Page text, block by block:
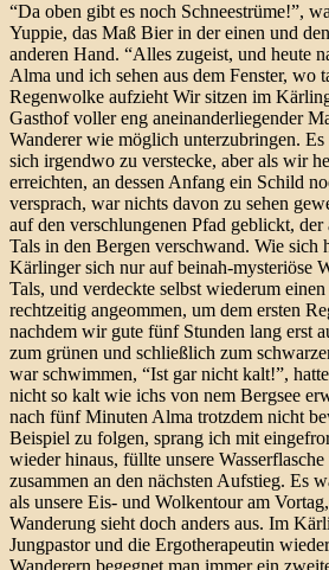
“Da oben gibt es noch Schneestrüme!”,
Yuppie, das Maß Bier in der einen und
anderen Hand. “Alles zugeist, und heute
Alma und ich sehen aus dem Fenster, wo
Regenwolke aufzieht Wir sitzen im
Gasthof voller eng aneinanderliegender
Wanderer wie möglich unterzubringen.
sich irgendwo zu verstecke, aber als wir
erreichten, an dessen Anfang ein Schild
versprach, war nichts davon zu sehen
auf den verschlungenen Pfad geblickt, der
Tals in den Bergen verschwand. Wie sich
Kärlinger sich nur auf beinah-mysteriöse
Tals, und verdeckte selbst wiederum
rechtzeitig angeommen, um dem ersten
nachdem wir gute fünf Stunden lang erst
zum grünen und schließlich zum
war schwimmen, “Ist gar nicht kalt!”,
nicht so kalt wie ichs von nem Bergsee
nach fünf Minuten Alma trotzdem nicht
Beispiel zu folgen, sprang ich mit
wieder hinaus, füllte unsere
zusammen an den nächsten Aufstieg. Es
als unsere Eis- und Wolkentour am
Wanderung sieht doch anders aus. Im
Jungpastor und die Ergotherapeutin